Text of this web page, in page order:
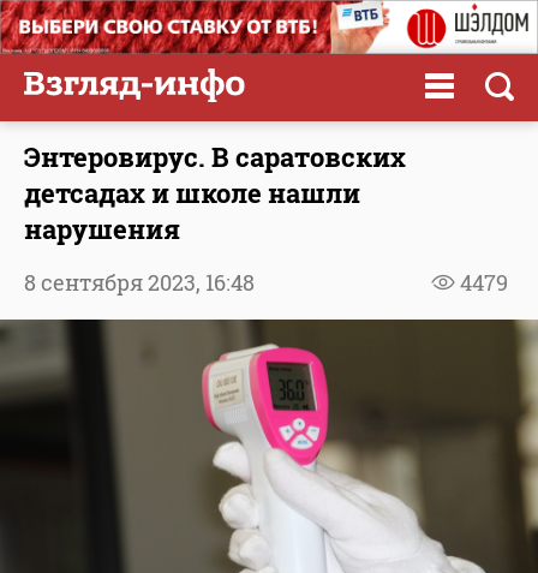
Энтеровирус. В саратовских
детсадах и школе нашли
нарушения
4479
8 сентября 2023, 16:48